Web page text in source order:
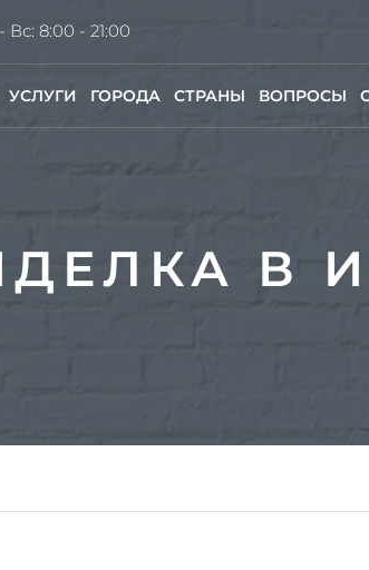
УСЛУГИ ГОРОДА СТРАНЫ ВОПРОСЫ
Вс: 8:00 - 21:00
В